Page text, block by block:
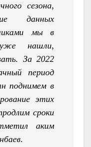
сезона,
данных
мы в
нашли,
За 2022
период
поднимем в
этих
сроки
аким